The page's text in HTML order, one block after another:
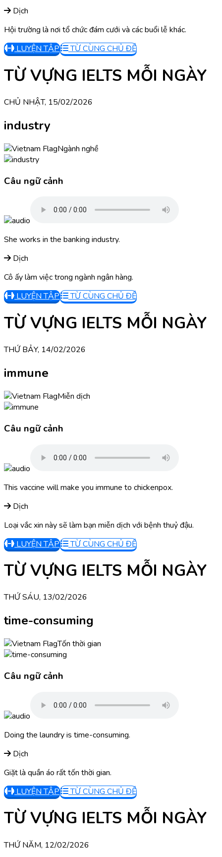
Dịch
Hội trường là nơi tổ chức đám cưới và các buổi lễ khác.
LUYỆN TẬP
TỪ CÙNG CHỦ ĐỀ
TỪ VỰNG IELTS MỖI NGÀY
CHỦ NHẬT, 15/02/2026
industry
Ngành nghề
Câu ngữ cảnh
She works in the banking industry.
Dịch
Cô ấy làm việc trong ngành ngân hàng.
LUYỆN TẬP
TỪ CÙNG CHỦ ĐỀ
TỪ VỰNG IELTS MỖI NGÀY
THỨ BẢY, 14/02/2026
immune
Miễn dịch
Câu ngữ cảnh
This vaccine will make you immune to chickenpox.
Dịch
Loại vắc xin này sẽ làm bạn miễn dịch với bệnh thuỷ đậu.
LUYỆN TẬP
TỪ CÙNG CHỦ ĐỀ
TỪ VỰNG IELTS MỖI NGÀY
THỨ SÁU, 13/02/2026
time-consuming
Tốn thời gian
Câu ngữ cảnh
Doing the laundry is time-consuming.
Dịch
Giặt là quần áo rất tốn thời gian.
LUYỆN TẬP
TỪ CÙNG CHỦ ĐỀ
TỪ VỰNG IELTS MỖI NGÀY
THỨ NĂM, 12/02/2026